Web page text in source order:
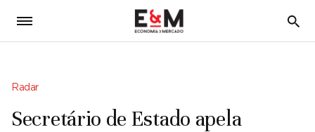
5
Radar
Secretário de Estado apela